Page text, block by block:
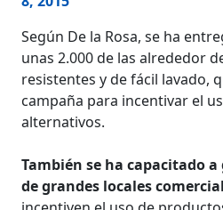
Según De la Rosa, se ha
unas 2.000 de las alrededor
resistentes y de fácil lavado,
campaña para incentivar el
alternativos.
También se ha capacitado
de grandes locales